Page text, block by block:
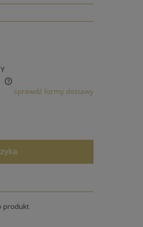
sprawdź formy dostawy
produkt